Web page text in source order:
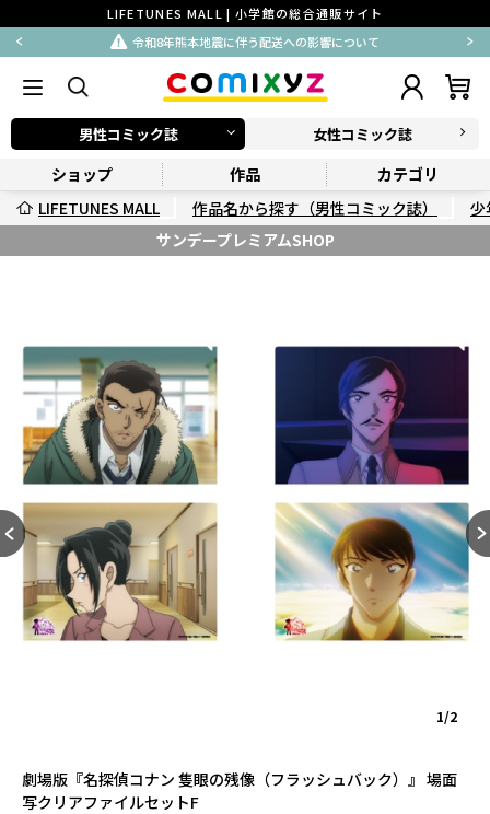
LIFETUNES MALL | 小学館の総合通販サイト
令和8年熊本地震に伴う配送への影響について
男性コミック誌 女性コミック誌
ショップ 作品
カテゴリ
LIFETUNES MALL
作品名から探す（男性コミック誌）
少
サンデープレミアムSHOP
劇場版『名探偵コナン 隻眼の残像（フラッシュバック）』 場面
写クリアファイルセットF
1/2